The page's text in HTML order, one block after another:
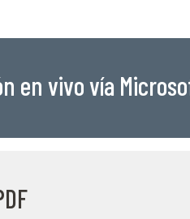
en vivo vía